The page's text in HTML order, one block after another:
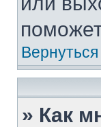
» Как